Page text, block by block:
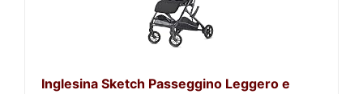
Inglesina Sketch Passeggino Leggero e